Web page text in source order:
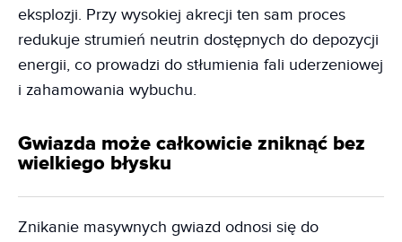
eksplozji. Przy wysokiej akrecji ten sam proces
redukuje strumień neutrin dostępnych do depozycji
energii, co prowadzi do stłumienia fali uderzeniowej
i zahamowania wybuchu.
Gwiazda może całkowicie zniknąć bez
wielkiego błysku
Znikanie masywnych gwiazd odnosi się do